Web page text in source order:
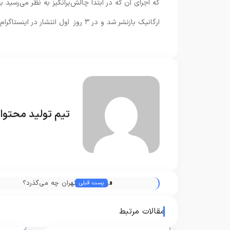
که اجرای آن که در ابتدا چالش‌برانگیز به نظر
ارگانیک بازنشر شد و در ۳ روز اول انتشار در اینستاگرام، به ۱ میلیون ایمپرشن رسید.»
تیم تولید
« پست قبلی
در بازار ملک تهران چه می‌گذرد؟
مقالات مرتبط